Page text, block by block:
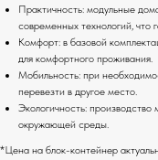
Практичность: модульные
современных технологий, что
Комфорт: в базовой
для комфортного проживания.
Мобильность: при
перевезти в другое место.
Экологичность:
окружающей среды.
*Цена на блок-контейнер